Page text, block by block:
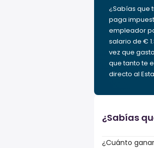
¿Sabías que
paga
empleador
salario de €
vez que
que tanto te
directo al
¿Sabías
¿Cuánto